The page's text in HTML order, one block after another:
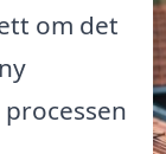
om det